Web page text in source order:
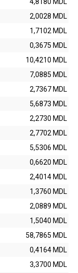
2,0028 MDL
1,7102 MDL
0,3675 MDL
10,4210 MDL
7,0885 MDL
2,7367 MDL
5,6873 MDL
2,2730 MDL
2,7702 MDL
5,5306 MDL
0,6620 MDL
2,4014 MDL
1,3760 MDL
2,0889 MDL
1,5040 MDL
58,7865 MDL
0,4164 MDL
3,3700 MDL